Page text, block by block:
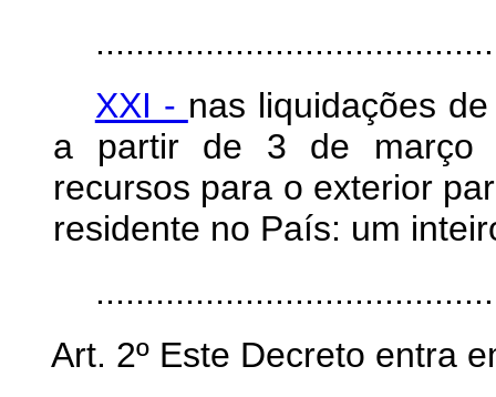
XXI - nas liquidações
a partir de 3 de março
recursos para o exterior
residente no País: um
Art. 2º Este Decreto entra